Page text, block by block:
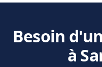
Besoin
à